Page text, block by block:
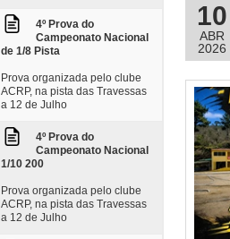
4º Prova do
Campeonato Nacional
de 1/8 Pista
Prova organizada pelo clube
ACRP, na pista das Travessas
a 12 de Julho
4º Prova do
Campeonato Nacional
1/10 200
Prova organizada pelo clube
ACRP, na pista das Travessas
a 12 de Julho
10
ABR
2026